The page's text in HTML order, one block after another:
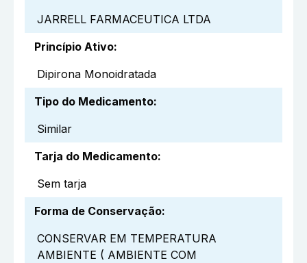
JARRELL FARMACEUTICA LTDA
Princípio Ativo:
Dipirona Monoidratada
Tipo do Medicamento:
Similar
Tarja do Medicamento:
Sem tarja
Forma de Conservação:
CONSERVAR EM TEMPERATURA
AMBIENTE ( AMBIENTE COM